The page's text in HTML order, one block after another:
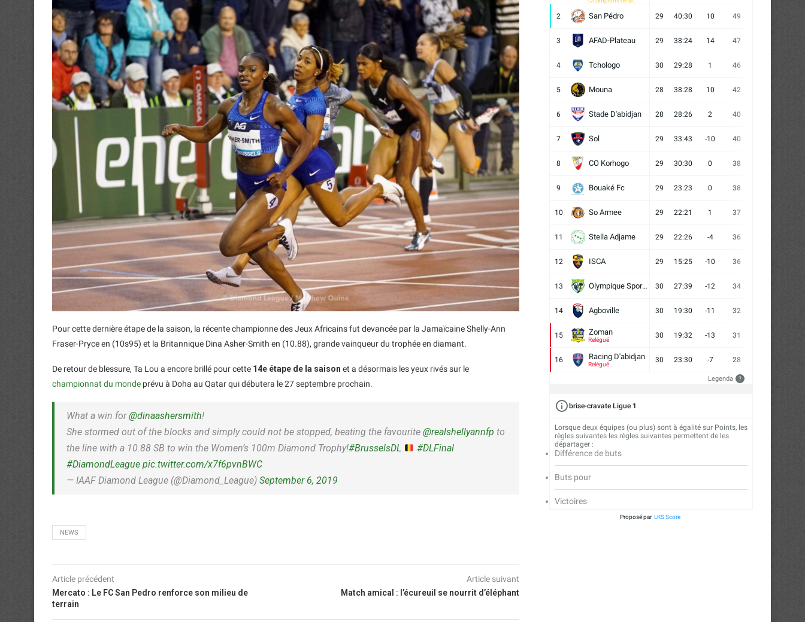
Pour cette dernière étape de la saison, la récente championne des Jeux Africains fut devancée par la Jamaïcaine Shelly-Ann
Fraser-Pryce en (10s95) et la Britannique Dina Asher-Smith en (10.88), grande vainqueur du trophée en diamant.
De retour de blessure, Ta Lou a encore brillé pour cette 14e étape de la saison et a désormais les yeux rivés sur le
championnat du monde prévu à Doha au Qatar qui débutera le 27 septembre prochain.
What a win for@dinaashersmith!
She stormed out of the blocks and simply could not be stopped, beating the favourite @realshellyannfp to
the line with a 10.88 SB to win the Women’s 100m Diamond Trophy!#BrusselsDL
#DLFinal
#DiamondLeague pic.twitter.com/x7f6pvnBWC
— IAAF Diamond League (@Diamond_League) September 6, 2019
NEWS
Article précédent
Mercato : Le FC San Pedro renforce son milieu de
terrain
Article suivant
Match amical : l’écureuil se nourrit d’éléphant
2 San Pédro 29 40:30 10 49
3 AFAD-Plateau 29 38:24 14 47
4 Tchologo 30 29:28 1 46
5 Mouna 28 38:28 10 42
6 Stade D'abidjan 28 28:26 2 40
7 Sol 29 33:43 -10 40
8 CO Korhogo 29 30:30 0 38
9 Bouaké Fc 29 23:23 0 38
10 So Armee 29 22:21 1 37
11 Stella Adjame 29 22:26 -4 36
12 ISCA 29 15:25 -10 36
13 Olympique Sport d'Abobo FC 30 27:39 -12 34
14 Agboville 30 19:30 -11 32
15 Zoman
Relégué
30 19:32 -13 31
16 Racing D'abidjan
Relégué
30 23:30 -7 28
Legenda ?
brise-cravate Ligue 1
Lorsque deux équipes (ou plus) sont à égalité sur Points, les
règles suivantes les règles suivantes permettent de les
départager :
Différence de buts
Buts pour
Victoires
Proposé par LKS Score